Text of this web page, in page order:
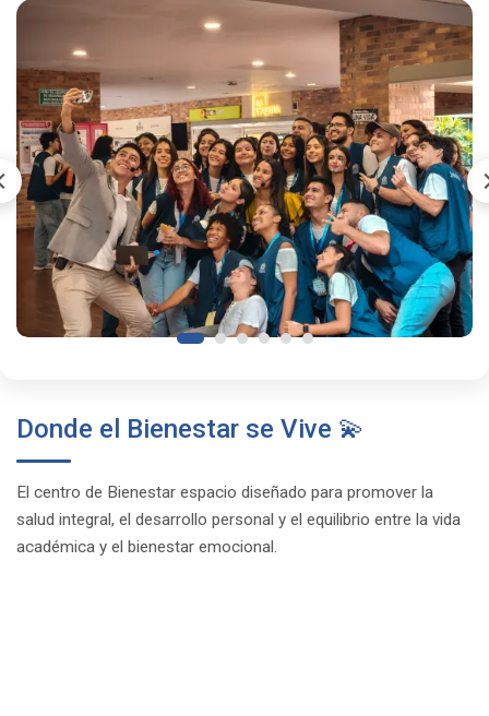
Donde el Bienestar se Vive 💫
El centro de Bienestar espacio diseñado para promover la
salud integral, el desarrollo personal y el equilibrio entre la vida
académica y el bienestar emocional.